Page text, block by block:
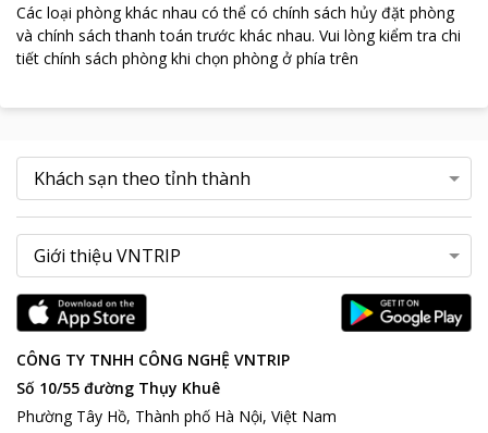
Các loại phòng khác nhau có thể có chính sách hủy đặt phòng
và chính sách thanh toán trước khác nhau. Vui lòng kiểm tra chi
tiết chính sách phòng khi chọn phòng ở phía trên
CÔNG TY TNHH CÔNG NGHỆ VNTRIP
Số 10/55 đường Thụy Khuê
Phường Tây Hồ, Thành phố Hà Nội, Việt Nam